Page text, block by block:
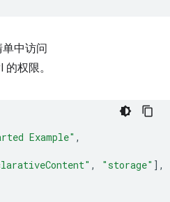
中访问
的权限。
Example" ,
, "storage" ],